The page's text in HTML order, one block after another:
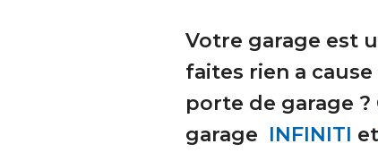
Votre garage est
faites rien a
porte de garage ?
garage INFINITI et